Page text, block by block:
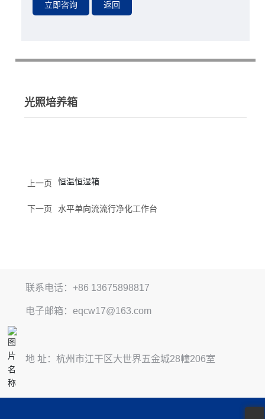
光照培养箱
上一页 恒温恒湿箱
下一页 水平单向流流行净化工作台
联系电话：+86 13675898817
电子邮箱：eqcw17@163.com
地 址：杭州市江干区大世界五金城28幢206室